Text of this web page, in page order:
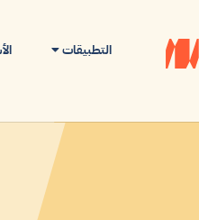
التطبيقات